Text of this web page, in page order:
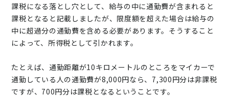
課税になる落とし穴として、給与の中に通勤費が含まれると
課税となると記載しましたが、限度額を超えた場合は給与の
中に超過分の通勤費を含める必要があります。そうすること
によって、所得税として引かれます。
たとえば、通勤距離が10キロメートルのところをマイカーで
通勤している人の通勤費が8,000円なら、7,300円分は非課税
ですが、700円分は課税となるということです。